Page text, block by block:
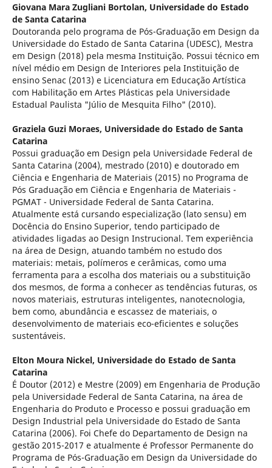
Giovana Mara Zugliani Bortolan, Universidade do Estado
de Santa Catarina
Doutoranda pelo programa de Pós-Graduação em Design da
Universidade do Estado de Santa Catarina (UDESC), Mestra
em Design (2018) pela mesma Instituição. Possui técnico em
nível médio em Design de Interiores pela Instituição de
ensino Senac (2013) e Licenciatura em Educação Artística
com Habilitação em Artes Plásticas pela Universidade
Estadual Paulista "Júlio de Mesquita Filho" (2010).
Graziela Guzi Moraes, Universidade do Estado de Santa
Catarina
Possui graduação em Design pela Universidade Federal de
Santa Catarina (2004), mestrado (2010) e doutorado em
Ciência e Engenharia de Materiais (2015) no Programa de
Pós Graduação em Ciência e Engenharia de Materiais -
PGMAT - Universidade Federal de Santa Catarina.
Atualmente está cursando especialização (lato sensu) em
Docência do Ensino Superior, tendo participado de
atividades ligadas ao Design Instrucional. Tem experiência
na área de Design, atuando também no estudo dos
materiais: metais, polímeros e cerâmicas, como uma
ferramenta para a escolha dos materiais ou a substituição
dos mesmos, de forma a conhecer as tendências futuras, os
novos materiais, estruturas inteligentes, nanotecnologia,
bem como, abundância e escassez de materiais, o
desenvolvimento de materiais eco-eficientes e soluções
sustentáveis.
Elton Moura Nickel, Universidade do Estado de Santa
Catarina
É Doutor (2012) e Mestre (2009) em Engenharia de Produção
pela Universidade Federal de Santa Catarina, na área de
Engenharia do Produto e Processo e possui graduação em
Design Industrial pela Universidade do Estado de Santa
Catarina (2006). Foi Chefe do Departamento de Design na
gestão 2015-2017 e atualmente é Professor Permanente do
Programa de Pós-Graduação em Design da Universidade do